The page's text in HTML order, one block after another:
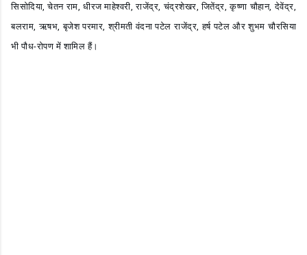
सिसोदिया, चेतन राम, धीरज माहेश्वरी, राजेंद्र, चंद्रशेखर, जितेंद्र, कृष्णा चौहान, देवेंद्र,
बलराम, ऋषभ, बृजेश परमार, श्रीमती वंदना पटेल राजेंद्र, हर्ष पटेल और शुभम चौरसिया
भी पौध-रोपण में शामिल हैं।